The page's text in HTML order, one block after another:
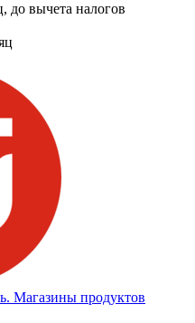
до вычета налогов
Магазины продуктов